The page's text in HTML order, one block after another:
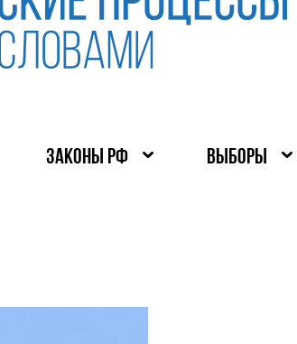
ЗАКОНЫ РФ ВЫБОРЫ